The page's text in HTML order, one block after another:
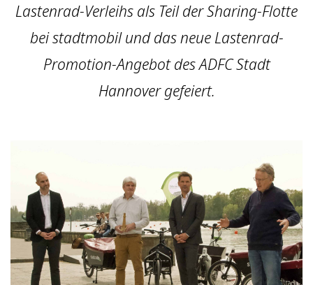
Lastenrad-Verleihs als Teil der Sharing-Flotte
bei stadtmobil und das neue Lastenrad-
Promotion-Angebot des ADFC Stadt
Hannover gefeiert.